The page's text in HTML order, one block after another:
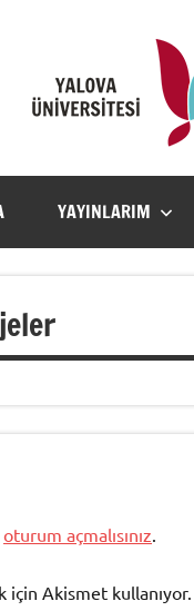
YAYINLARIM
oturum açmalısınız
için Akismet kullanıyor.